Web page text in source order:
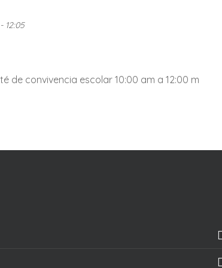
12:05
de convivencia escolar 10:00 am a 12:00 m